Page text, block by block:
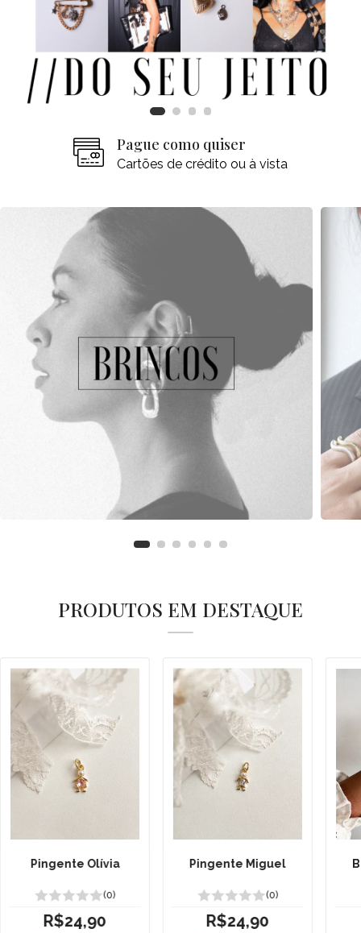
Pague como quiser
Cartões de crédito ou à vista
PRODUTOS EM DESTAQUE
Pingente Olívia
(0)
R$24,90
Pingente Miguel
(0)
R$24,90